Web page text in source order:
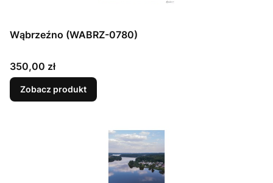
Wąbrzeźno (WABRZ-0780)
Cena
350,00 zł
Zobacz produkt